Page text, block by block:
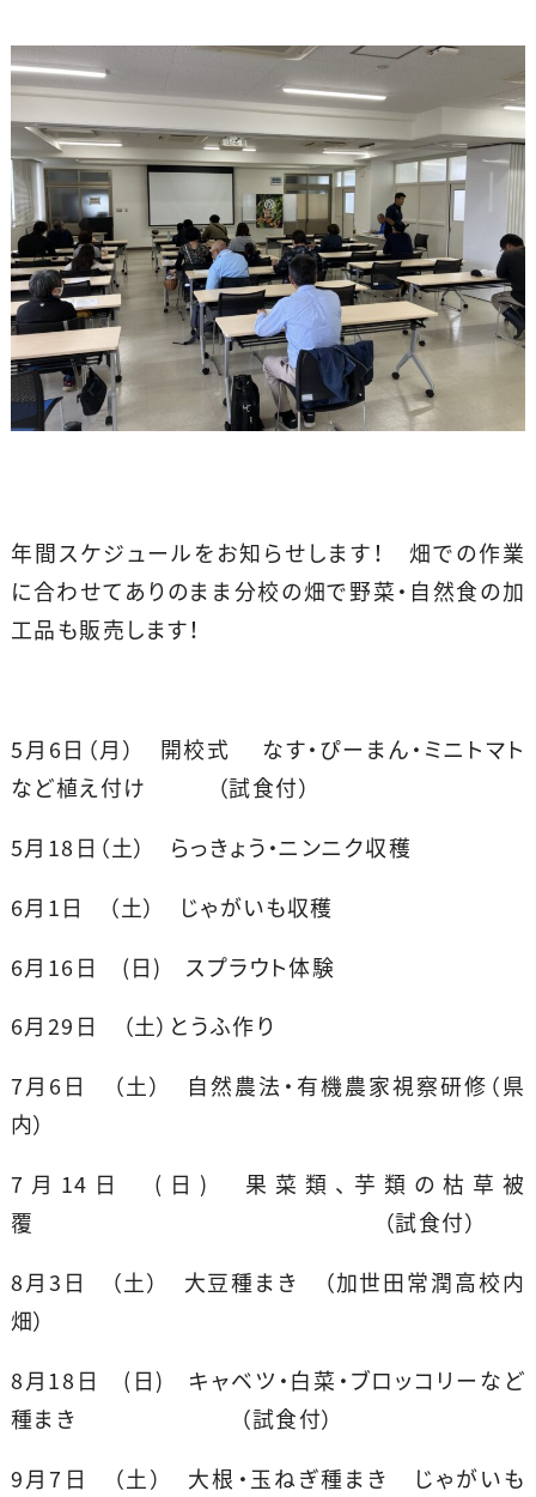
年間スケジュールをお知らせします！ 畑での作業
に合わせてありのまま分校の畑で野菜・自然食の加
工品も販売します！
5月6日（月） 開校式 なす・ぴーまん・ミニトマト
など植え付け （試食付）
5月18日（土） らっきょう・ニンニク収穫
6月1日 （土） じゃがいも収穫
6月16日 (日) スプラウト体験
6月29日 （土）とうふ作り
7月6日 （土） 自然農法・有機農家視察研修（県
内）
7月14日 (日) 果菜類、芋類の枯草被
覆 （試食付）
8月3日 （土） 大豆種まき （加世田常潤高校内
畑）
8月18日 (日) キャベツ・白菜・ブロッコリーなど
種まき （試食付）
9月7日 （土） 大根・玉ねぎ種まき じゃがいも